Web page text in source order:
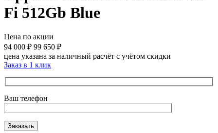
Fi 512Gb Blue
Цена по акции
94 000 ₽ 99 650 ₽
цена указана за наличный расчёт с учётом скидки
Заказ в 1 клик
Ваш телефон